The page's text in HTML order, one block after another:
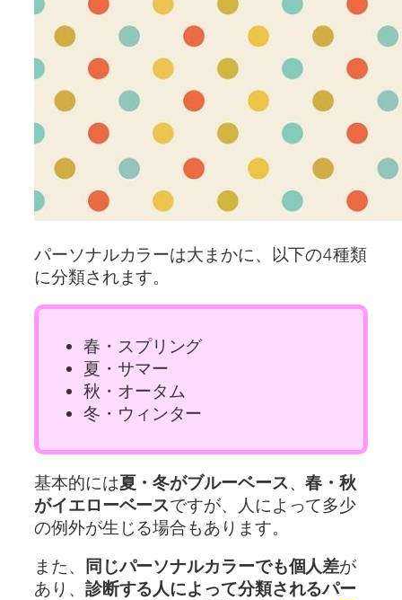
パーソナルカラーは大まかに、以下の4種類
に分類されます。
春・スプリング
夏・サマー
秋・オータム
冬・ウィンター
基本的には夏・冬がブルーベース、春・秋
がイエローベースですが、人によって多少
の例外が生じる場合もあります。
また、
同じパーソナルカラーでも個人差が
あり、 診断する人によって分類されるパー